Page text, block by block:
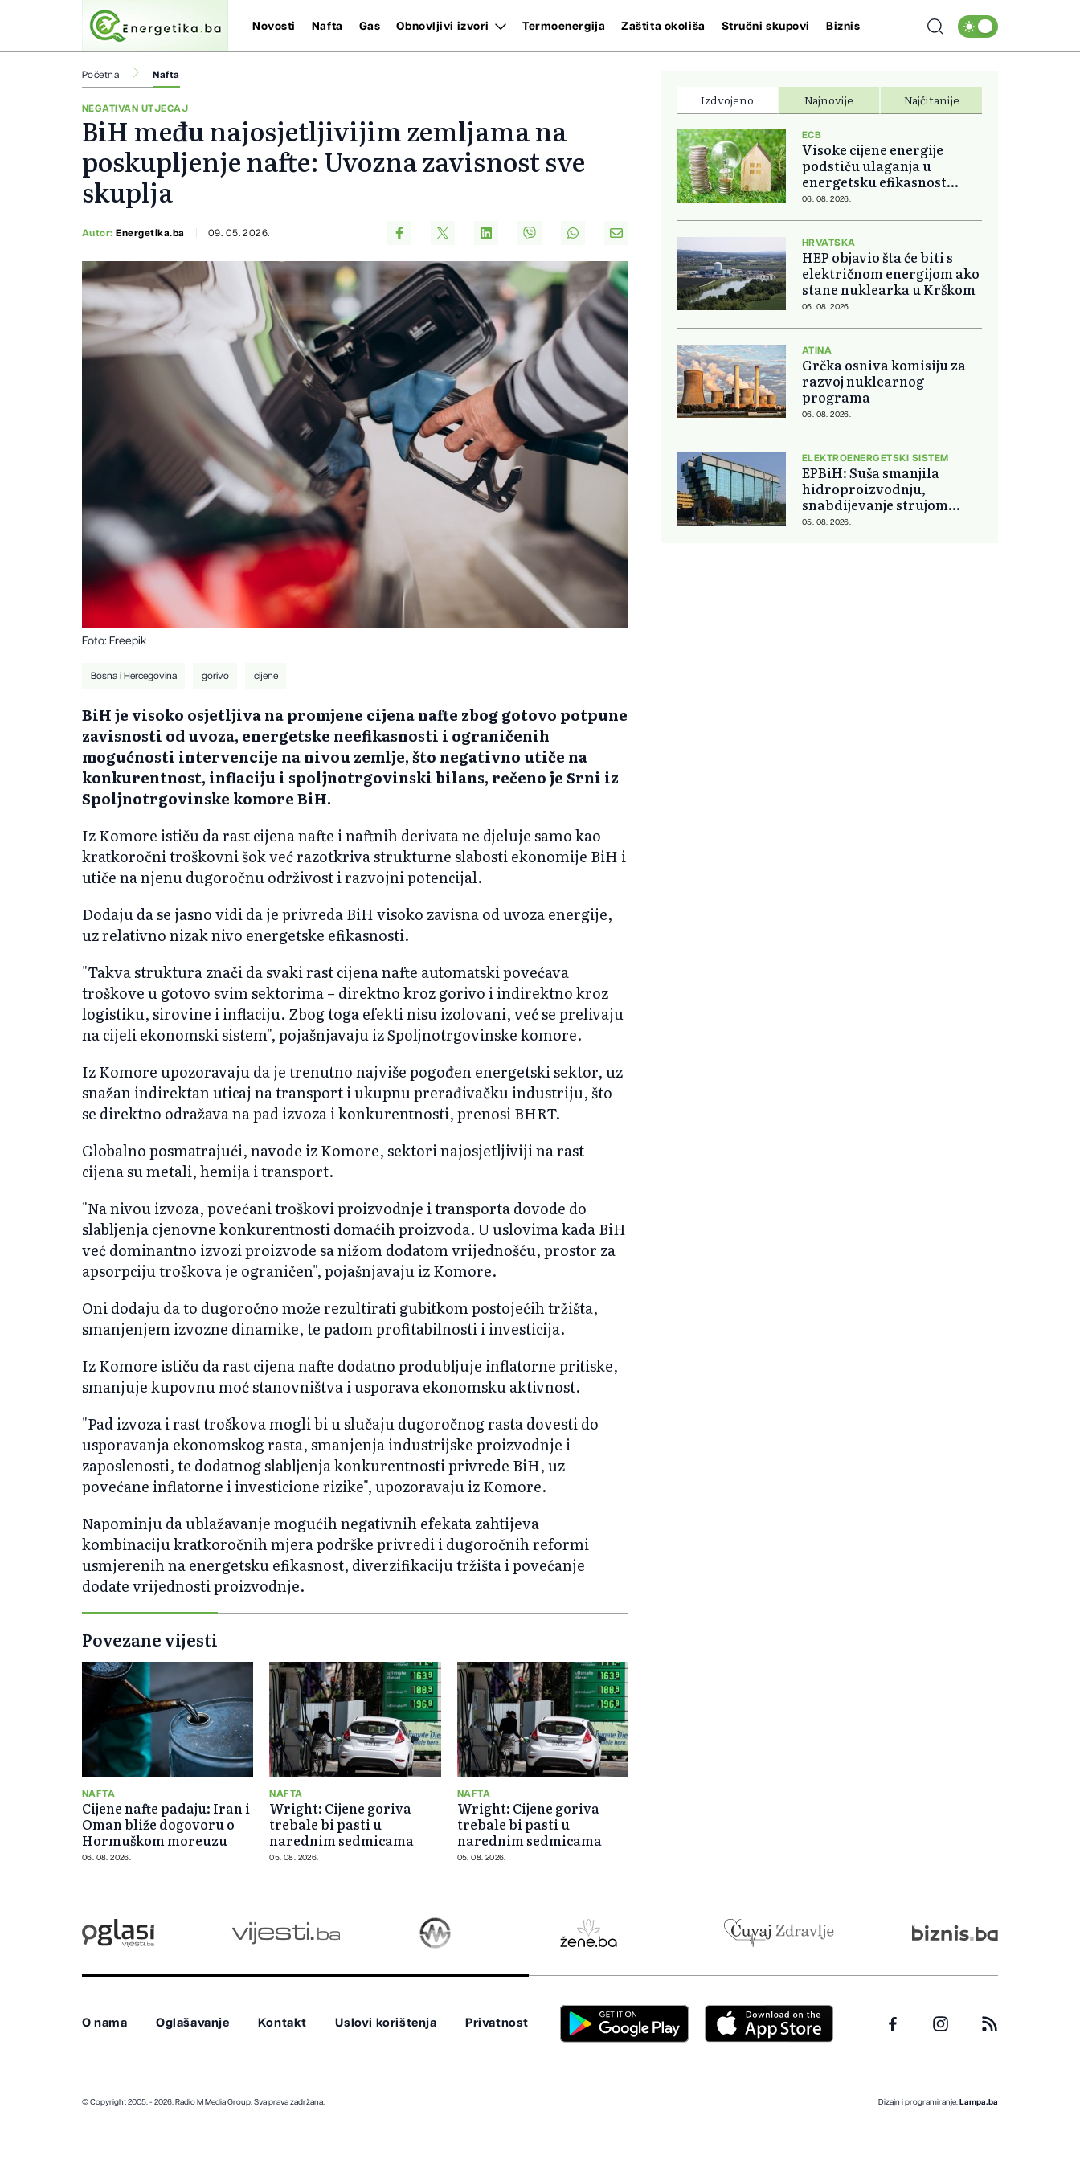
Novosti Nafta Gas Obnovljivi izvori Termoenergija Zaštita okoliša Stručni skupovi Biznis
Početna Nafta
NEGATIVAN UTJECAJ
BiH među najosjetljivijim zemljama na
poskupljenje nafte: Uvozna zavisnost sve
skuplja
Autor:Energetika.ba 09. 05. 2026.
Foto: Freepik
Bosna i Hercegovina gorivo cijene
BiH je visoko osjetljiva na promjene cijena nafte zbog gotovo potpune
zavisnosti od uvoza, energetske neefikasnosti i ograničenih
mogućnosti intervencije na nivou zemlje, što negativno utiče na
konkurentnost, inflaciju i spoljnotrgovinski bilans, rečeno je Srni iz
Spoljnotrgovinske komore BiH.
Iz Komore ističu da rast cijena nafte i naftnih derivata ne djeluje samo kao
kratkoročni troškovni šok već razotkriva strukturne slabosti ekonomije BiH i
utiče na njenu dugoročnu održivost i razvojni potencijal.
Dodaju da se jasno vidi da je privreda BiH visoko zavisna od uvoza energije,
uz relativno nizak nivo energetske efikasnosti.
"Takva struktura znači da svaki rast cijena nafte automatski povećava
troškove u gotovo svim sektorima – direktno kroz gorivo i indirektno kroz
logistiku, sirovine i inflaciju. Zbog toga efekti nisu izolovani, već se prelivaju
na cijeli ekonomski sistem", pojašnjavaju iz Spoljnotrgovinske komore.
Iz Komore upozoravaju da je trenutno najviše pogođen energetski sektor, uz
snažan indirektan uticaj na transport i ukupnu prerađivačku industriju, što
se direktno odražava na pad izvoza i konkurentnosti, prenosi BHRT.
Globalno posmatrajući, navode iz Komore, sektori najosjetljiviji na rast
cijena su metali, hemija i transport.
"Na nivou izvoza, povećani troškovi proizvodnje i transporta dovode do
slabljenja cjenovne konkurentnosti domaćih proizvoda. U uslovima kada BiH
već dominantno izvozi proizvode sa nižom dodatom vrijednošću, prostor za
apsorpciju troškova je ograničen", pojašnjavaju iz Komore.
Oni dodaju da to dugoročno može rezultirati gubitkom postojećih tržišta,
smanjenjem izvozne dinamike, te padom profitabilnosti i investicija.
Iz Komore ističu da rast cijena nafte dodatno produbljuje inflatorne pritiske,
smanjuje kupovnu moć stanovništva i usporava ekonomsku aktivnost.
"Pad izvoza i rast troškova mogli bi u slučaju dugoročnog rasta dovesti do
usporavanja ekonomskog rasta, smanjenja industrijske proizvodnje i
zaposlenosti, te dodatnog slabljenja konkurentnosti privrede BiH, uz
povećane inflatorne i investicione rizike", upozoravaju iz Komore.
Napominju da ublažavanje mogućih negativnih efekata zahtijeva
kombinaciju kratkoročnih mjera podrške privredi i dugoročnih reformi
usmjerenih na energetsku efikasnost, diverzifikaciju tržišta i povećanje
dodate vrijednosti proizvodnje.
Povezane vijesti
NAFTA
Cijene nafte padaju: Iran i
Oman bliže dogovoru o
Hormuškom moreuzu
06. 08. 2026.
NAFTA
Wright: Cijene goriva
trebale bi pasti u
narednim sedmicama
05. 08. 2026.
NAFTA
Wright: Cijene goriva
trebale bi pasti u
narednim sedmicama
05. 08. 2026.
Izdvojeno Najnovije Najčitanije
ECB
Visoke cijene energije
podstiču ulaganja u
energetsku efikasnost
domova
06. 08. 2026.
HRVATSKA
HEP objavio šta će biti s
električnom energijom ako
stane nuklearka u Krškom
06. 08. 2026.
ATINA
Grčka osniva komisiju za
razvoj nuklearnog
programa
06. 08. 2026.
ELEKTROENERGETSKI SISTEM
EPBiH: Suša smanjila
hidroproizvodnju,
snabdijevanje strujom
ostaje stabilno
05. 08. 2026.
O nama Oglašavanje Kontakt Uslovi korištenja Privatnost
© Copyright 2005. - 2026. Radio M Media Group. Sva prava zadržana. Dizajn i programiranje: Lampa.ba